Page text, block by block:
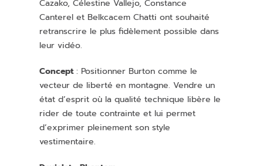
Cazako, Célestine Vallejo, Constance
Canterel et Belkcacem Chatti ont souhaité
retranscrire le plus fidèlement possible dans
leur vidéo.
Concept: Positionner Burton comme le
vecteur de liberté en montagne. Vendre un
état d’esprit où la qualité technique libère le
rider de toute contrainte et lui permet
d’exprimer pleinement son style
vestimentaire.